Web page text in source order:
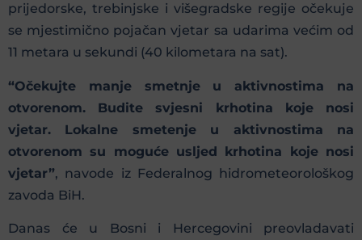
prijedorske, trebinjske i višegradske regije očekuje
se mjestimično pojačan vjetar sa udarima većim od
11 metara u sekundi (40 kilometara na sat).
“Očekujte manje smetnje u aktivnostima na
otvorenom. Budite svjesni krhotina koje nosi
vjetar. Lokalne smetenje u aktivnostima na
otvorenom su moguće usljed krhotina koje nosi
vjetar”, navode iz Federalnog hidrometeorološkog
zavoda BiH.
Danas će u Bosni i Hercegovini preovladavati